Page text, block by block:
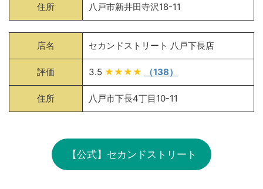
住所 八戸市新井田寺沢18-11
店名 セカンドストリート 八戸下長店
評価 3.5 ★★★★ （138）
住所 八戸市下長4丁目10-11
【公式】セカンドストリート